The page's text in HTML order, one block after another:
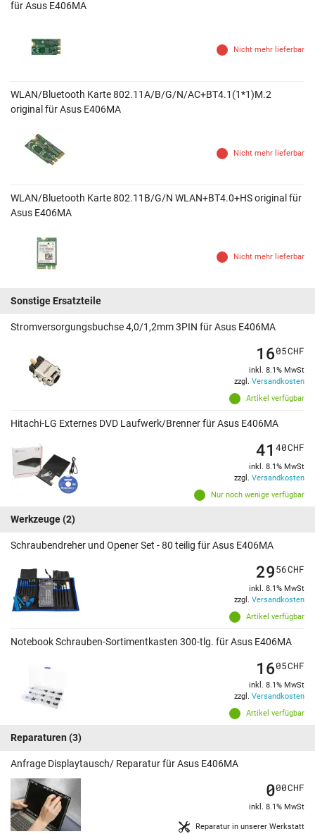
für Asus E406MA
Nicht mehr lieferbar
WLAN/Bluetooth Karte 802.11A/B/G/N/AC+BT4.1(1*1)M.2
original für Asus E406MA
Nicht mehr lieferbar
WLAN/Bluetooth Karte 802.11B/G/N WLAN+BT4.0+HS original für
Asus E406MA
Nicht mehr lieferbar
Sonstige Ersatzteile
Stromversorgungsbuchse 4,0/1,2mm 3PIN für Asus E406MA
Artikel verfügbar
1605CHF
inkl. 8.1% MwSt
zzgl. Versandkosten
Hitachi-LG Externes DVD Laufwerk/Brenner für Asus E406MA
Nur noch wenige verfügbar
41 40CHF
inkl. 8.1% MwSt
zzgl. Versandkosten
Werkzeuge(2)
Schraubendreher und Opener Set - 80 teilig für Asus E406MA
Artikel verfügbar
2956CHF
inkl. 8.1% MwSt
zzgl. Versandkosten
Notebook Schrauben-Sortimentkasten 300-tlg. für Asus E406MA
Artikel verfügbar
1605CHF
inkl. 8.1% MwSt
zzgl. Versandkosten
Reparaturen (3)
Anfrage Displaytausch/ Reparatur für Asus E406MA
Reparatur in unserer Werkstatt
000CHF
inkl. 8.1% MwSt